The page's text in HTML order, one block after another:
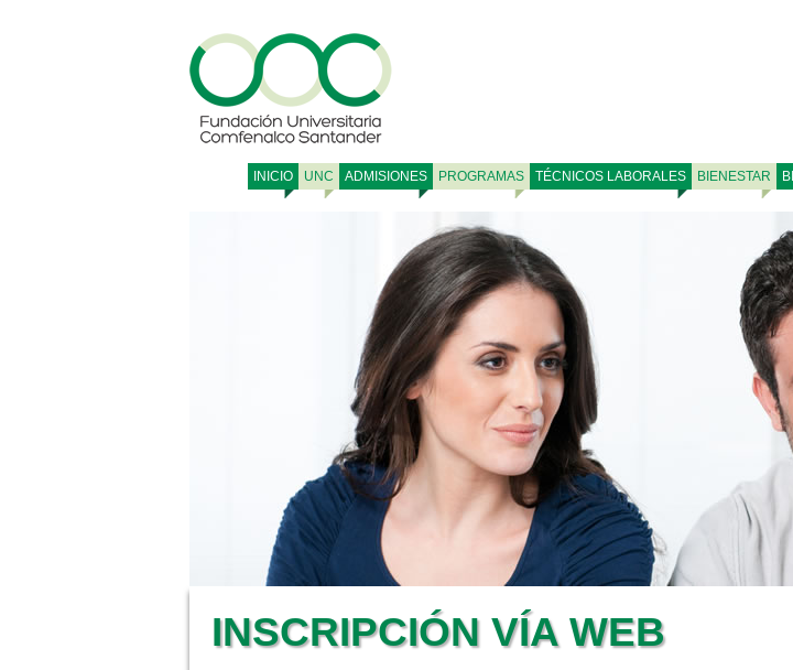
INICIO UNC ADMISIONES PROGRAMAS TÉCNICOS LABORALES BIENESTAR
INSCRIPCIÓN VÍA WEB